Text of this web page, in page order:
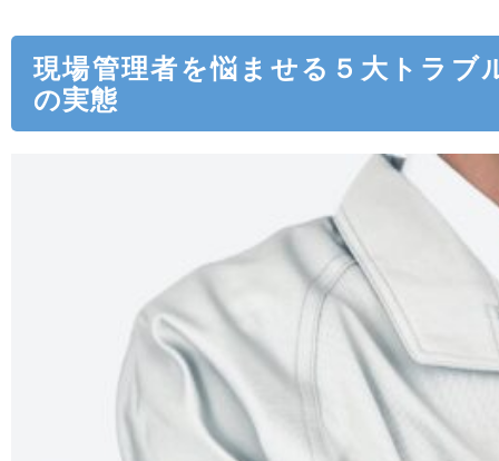
現場管理者を悩ませる５大トラブ
の実態